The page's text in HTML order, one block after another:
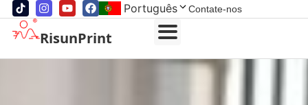
Português Contate-nos
RisunPrint